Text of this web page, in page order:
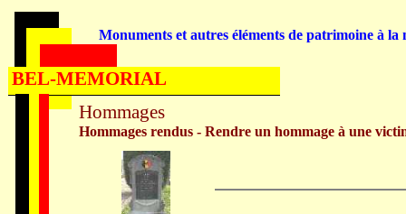
Hommages
Hommages rendus - Rendre un hommage à une
Monuments et autres éléments de patrimoine à la
BEL-MEMORIAL